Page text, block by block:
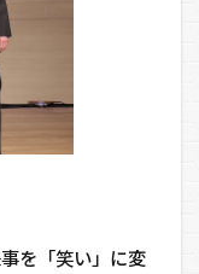
を「笑い」に変